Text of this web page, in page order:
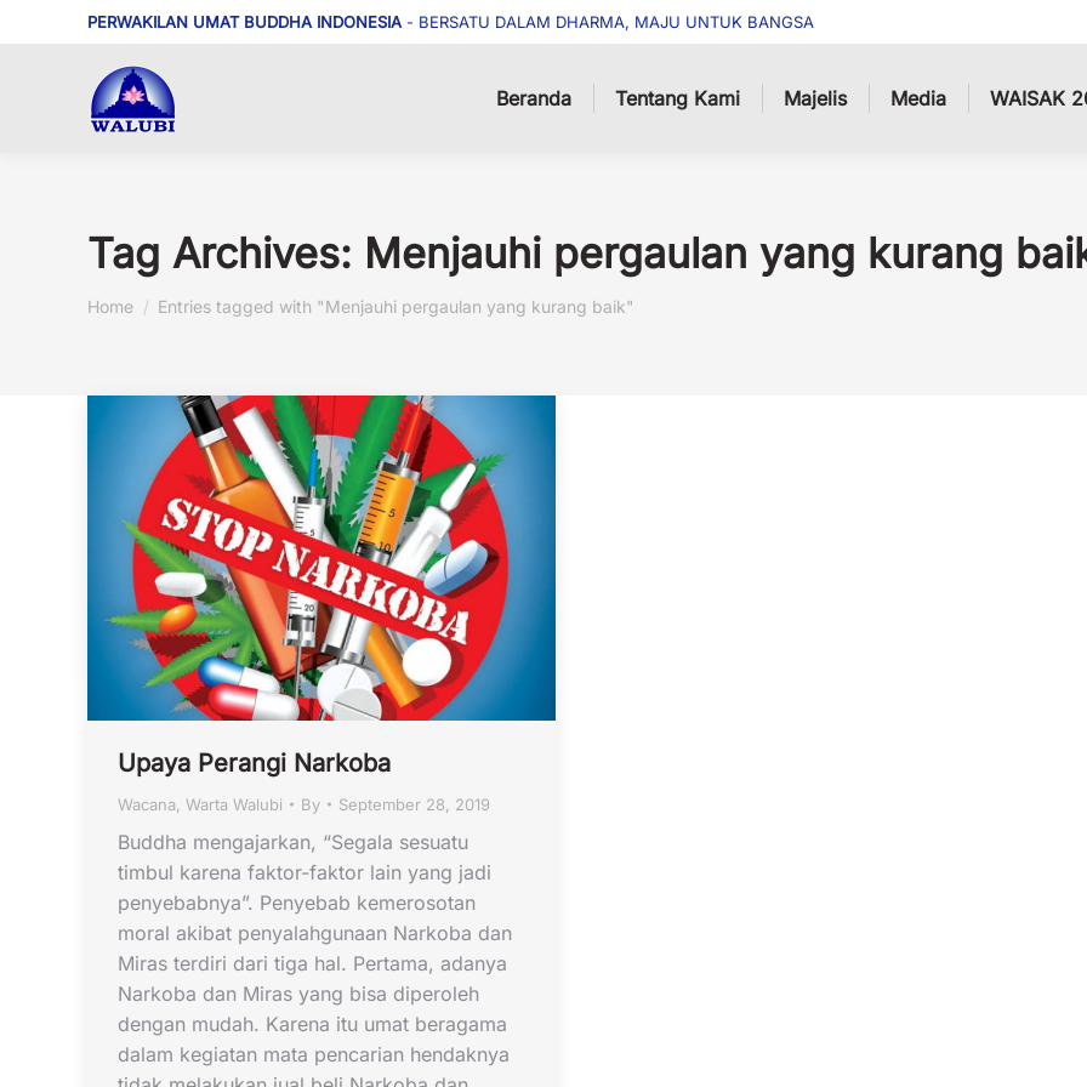
PERWAKILAN UMAT BUDDHA INDONESIA - BERSATU DALAM DHARMA, MAJU UNTUK BANGSA
Beranda Tentang Kami Majelis Media WAISAK
Tag Archives: Menjauhi pergaulan yang kurang
You are here:
Home Entries tagged with "Menjauhi pergaulan yang kurang baik"
Upaya Perangi Narkoba
Wacana, Warta Walubi By September 28, 2019
Buddha mengajarkan, “Segala sesuatu
timbul karena faktor-faktor lain yang jadi
penyebabnya”. Penyebab kemerosotan
moral akibat penyalahgunaan Narkoba dan
Miras terdiri dari tiga hal. Pertama, adanya
Narkoba dan Miras yang bisa diperoleh
dengan mudah. Karena itu umat beragama
dalam kegiatan mata pencarian hendaknya